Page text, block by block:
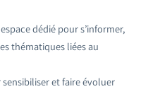
dédié pour s’informer,
thématiques liées au
et faire évoluer